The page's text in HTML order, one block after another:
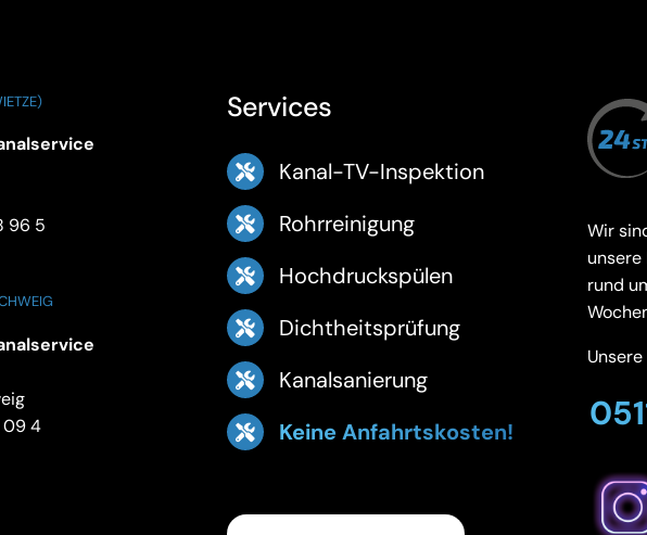
96 5
09 4
Services
Kanal-TV-Inspektion
Rohrreinigung
Hochdruckspülen
Dichtheitsprüfung
Kanalsanierung
Keine Anfahrtskosten!
Wir
rund